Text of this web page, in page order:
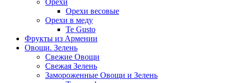
Орехи
Орехи весовые
Орехи в меду
Te Gusto
Фрукты из Армении
Овощи. Зелень
Свежие Овощи
Свежая Зелень
Замороженные Овощи и Зелень